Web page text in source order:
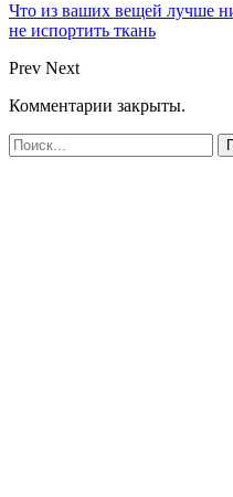
Что из ваших вещей лучше
не испортить ткань
Prev Next
Комментарии закрыты.